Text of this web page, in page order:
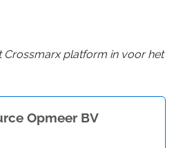
Crossmarx platform in voor het
Opmeer BV